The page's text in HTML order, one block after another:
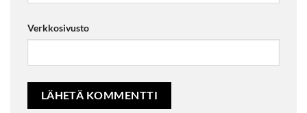
Verkkosivusto